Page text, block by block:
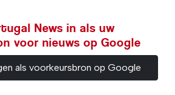
News in als uw
voor nieuws op Google
als voorkeursbron op Google